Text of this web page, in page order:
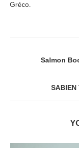
Gréco.
Salmon